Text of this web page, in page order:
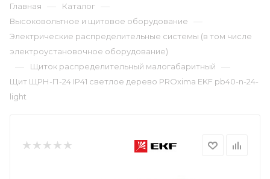
Главная — Каталог —
Высоковольтное и щитовое оборудование —
Электрические распределительные системы (в том числе
электроустановочное оборудование)
— Щиток распределительный малогабаритный —
Щит ЩРН-П-24 IP41 светлое дерево PROxima EKF pb40-n-24-
light